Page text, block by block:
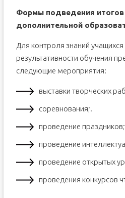
Формы подведения итогов
дополнительной
Для контроля знаний
результативности обучения
следующие мероприятия:
выставки творческих
соревнования;.
проведение праздников;
проведение
проведение открытых
проведения конкурсов